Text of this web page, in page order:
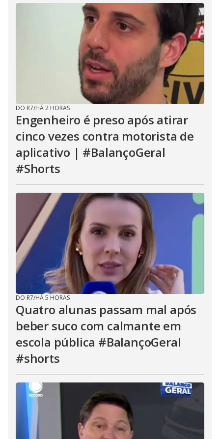
DO R7/HÁ 2 HORAS
Engenheiro é preso após atirar
cinco vezes contra motorista de
aplicativo | #BalançoGeral
#Shorts
DO R7/HÁ 5 HORAS
Quatro alunas passam mal após
beber suco com calmante em
escola pública #BalançoGeral
#shorts